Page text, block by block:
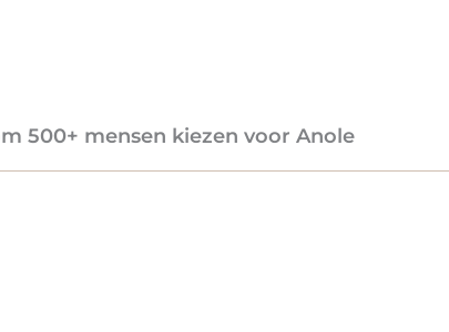
500+ mensen kiezen voor Anole